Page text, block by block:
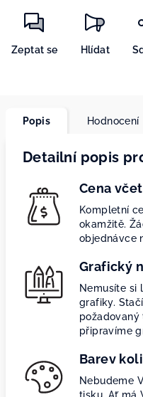
Zeptat se Hlídat
Popis Hodnocení
Detailní popis
Cena
Kompletní
okamžitě.
objednávce
Grafický
Nemusíte si
grafiky.
požadovaný
připravíme
Barev
Nebudeme